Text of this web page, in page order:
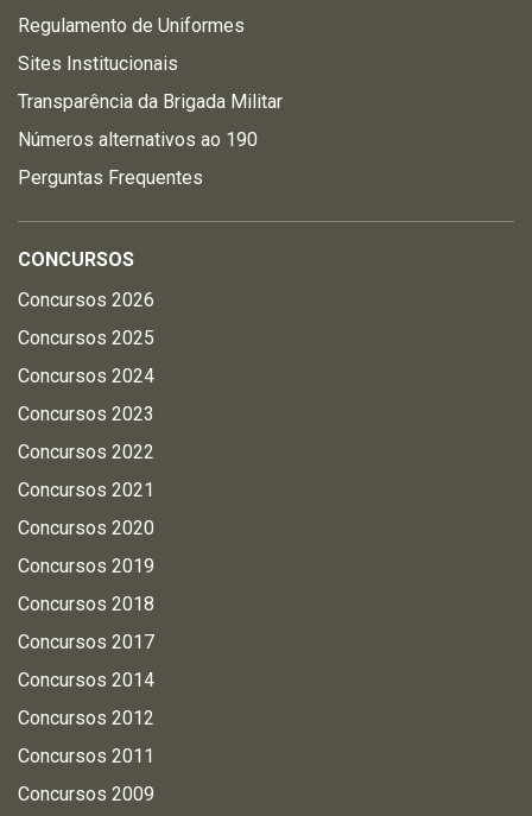
Regulamento de Uniformes
Sites Institucionais
Transparência da Brigada Militar
Números alternativos ao 190
Perguntas Frequentes
CONCURSOS
Concursos 2026
Concursos 2025
Concursos 2024
Concursos 2023
Concursos 2022
Concursos 2021
Concursos 2020
Concursos 2019
Concursos 2018
Concursos 2017
Concursos 2014
Concursos 2012
Concursos 2011
Concursos 2009